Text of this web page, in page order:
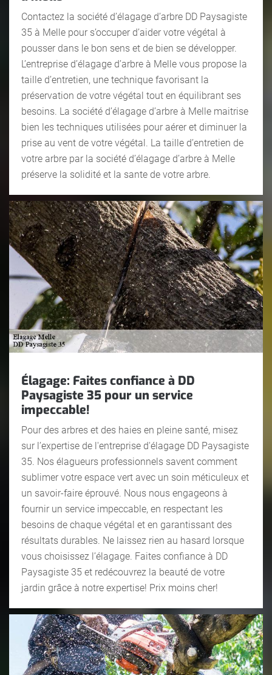
Contactez la société d’élagage d’arbre DD Paysagiste
35 à Melle pour s’occuper d’aider votre végétal à
pousser dans le bon sens et de bien se développer.
L’entreprise d’élagage d’arbre à Melle vous propose la
taille d’entretien, une technique favorisant la
préservation de votre végétal tout en équilibrant ses
besoins. La société d’élagage d’arbre à Melle maitrise
bien les techniques utilisées pour aérer et diminuer la
prise au vent de votre végétal. La taille d’entretien de
votre arbre par la société d’élagage d’arbre à Melle
préserve la solidité et la sante de votre arbre.
Élagage: Faites confiance à DD
Paysagiste 35 pour un service
impeccable!
Pour des arbres et des haies en pleine santé, misez
sur l’expertise de l'entreprise d'élagage DD Paysagiste
35. Nos élagueurs professionnels savent comment
sublimer votre espace vert avec un soin méticuleux et
un savoir-faire éprouvé. Nous nous engageons à
fournir un service impeccable, en respectant les
besoins de chaque végétal et en garantissant des
résultats durables. Ne laissez rien au hasard lorsque
vous choisissez l’élagage. Faites confiance à DD
Paysagiste 35 et redécouvrez la beauté de votre
jardin grâce à notre expertise! Prix moins cher!